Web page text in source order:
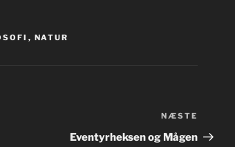
, NATUR
indlæg
NÆSTE
Eventyrheksen og Mågen